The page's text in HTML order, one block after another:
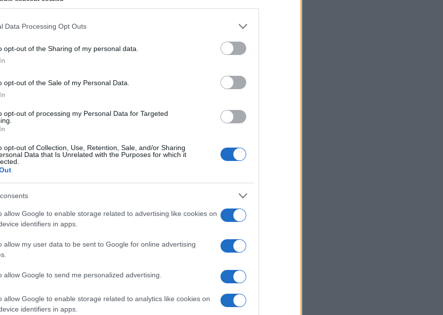
Data Processing Opt Outs
opt-out of the Sharing of my personal data.
opt-out of the Sale of my Personal Data.
opt-out of processing my Personal Data for Targeted
opt-out of Collection, Use, Retention, Sale, and/or Sharing
Data that Is Unrelated with the Purposes for which it
allow Google to enable storage related to advertising like cookies on
identifiers in apps.
allow my user data to be sent to Google for online advertising
allow Google to send me personalized advertising.
allow Google to enable storage related to analytics like cookies on
identifiers in apps.
χρήσιμη καθοδήγηση της κ.Ρηγάκου, ο
να λειτουργήσει στην γιορτή της Παναγίας
εγκατάσταση που καταστράφηκε ολοκληρωτικά
της αρχαιολογίας.
βάψιμο συμμετείχαν 35 άτομα.